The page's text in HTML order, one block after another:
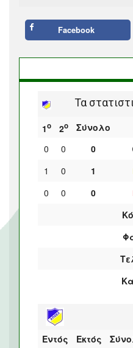
Facebook
Τα
1ο 2ο Σύνολο
0 0 0
1
0 1
0
0 0
Εντός Εκτός